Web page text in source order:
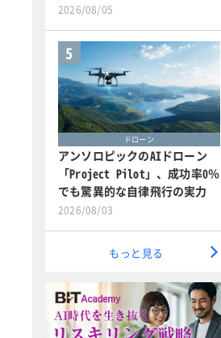
2026/08/05
5
ドローン
アンソロピックのAIドローン
「Project Pilot」、成功率0％
でも驚異的な自律飛行の実力
2026/08/03
もっと見る